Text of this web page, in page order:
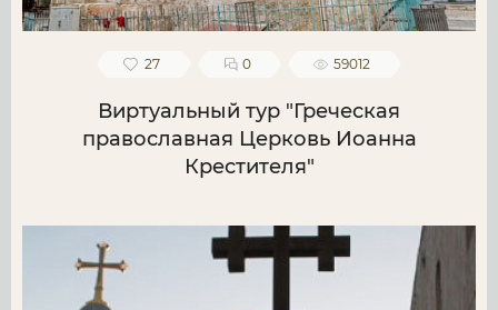
27 0 59012
Виртуальный тур "Греческая
православная Церковь Иоанна
Крестителя"